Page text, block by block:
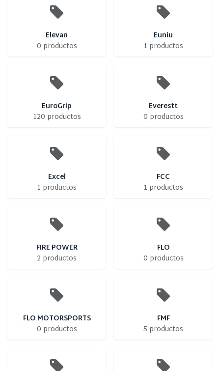
Elevan
0 productos
Euniu
1 productos
EuroGrip
120 productos
Everestt
0 productos
Excel
1 productos
FCC
1 productos
FIRE POWER
2 productos
FLO
0 productos
FLO MOTORSPORTS
0 productos
FMF
5 productos